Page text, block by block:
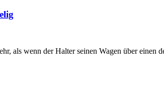
als wenn der Halter seinen Wagen über einen